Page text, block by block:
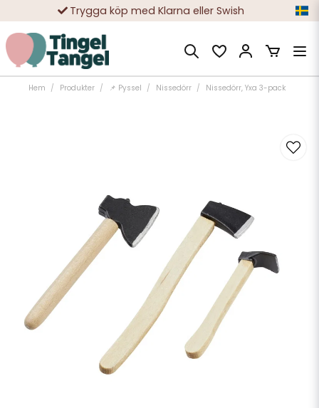
Trygga köp med Klarna eller Swish
10 000-tals nöjda kunder
Hem Produkter 📌 Pyssel Nissedörr Nissedörr, Yxa 3-pack